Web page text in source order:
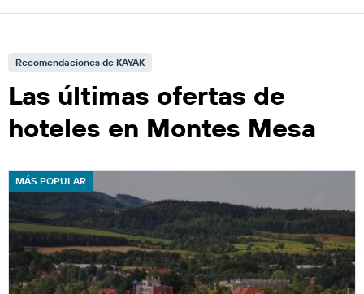
Recomendaciones de KAYAK
Las últimas ofertas de
hoteles en Montes Mesa
MÁS POPULAR